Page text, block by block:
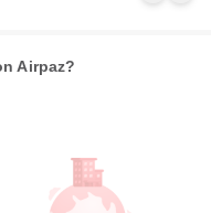
Airpaz?